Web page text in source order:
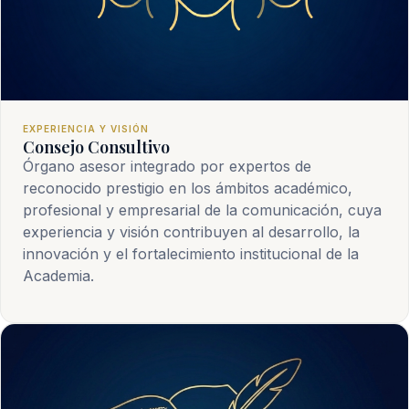
EXPERIENCIA Y VISIÓN
Consejo Consultivo
Órgano asesor integrado por expertos de
reconocido prestigio en los ámbitos académico,
profesional y empresarial de la comunicación, cuya
experiencia y visión contribuyen al desarrollo, la
innovación y el fortalecimiento institucional de la
Academia.